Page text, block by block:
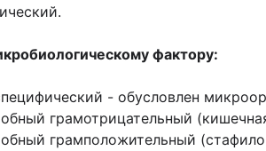
фактору:
- обусловлен
грамотрицательный
грамположительный